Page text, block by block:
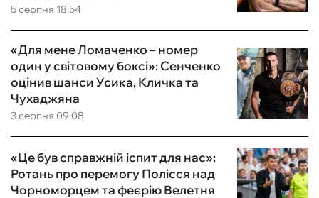
5 серпня 18:54
3 серпня 09:08
«Для мене Ломаченко – номер
один у світовому боксі»: Сенченко
оцінив шанси Усика, Кличка та
Чухаджяна
«Це був справжній іспит для нас»:
Ротань про перемогу Полісся над
Чорноморцем та феєрію Велетня